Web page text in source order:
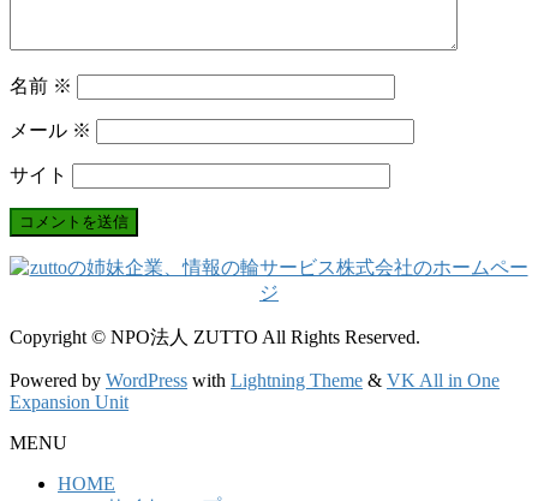
名前 ※
メール ※
サイト
Copyright © NPO法人 ZUTTO All Rights Reserved.
Powered by WordPress with Lightning Theme & VK All in One
Expansion Unit
MENU
HOME